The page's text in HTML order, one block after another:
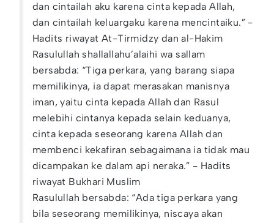
dan cintailah aku karena cinta kepada Allah,
dan cintailah keluargaku karena mencintaiku.” -
Hadits riwayat At-Tirmidzy dan al-Hakim
Rasulullah shallallahu’alaihi wa sallam
bersabda: “Tiga perkara, yang barang siapa
memilikinya, ia dapat merasakan manisnya
iman, yaitu cinta kepada Allah dan Rasul
melebihi cintanya kepada selain keduanya,
cinta kepada seseorang karena Allah dan
membenci kekafiran sebagaimana ia tidak mau
dicampakan ke dalam api neraka.” - Hadits
riwayat Bukhari Muslim
Rasulullah bersabda: “Ada tiga perkara yang
bila seseorang memilikinya, niscaya akan